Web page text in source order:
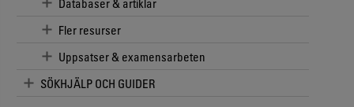
Fler resurser
Uppsatser & examensarbeten
SÖKHJÄLP OCH GUIDER